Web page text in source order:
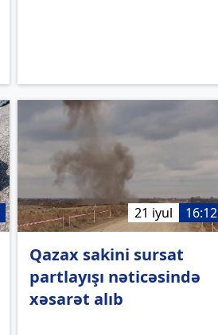
21 iyul 16:12
Qazax sakini sursat
partlayışı nəticəsində
xəsarət alıb